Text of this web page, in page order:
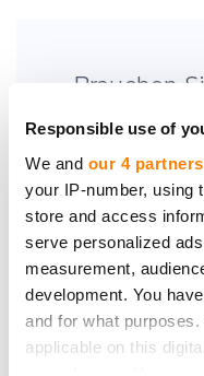
Responsible use of
We and our 4 partners
your IP-number, using
store and access
serve personalized
measurement,
development. You
and for what
applicable on this
Brauchen